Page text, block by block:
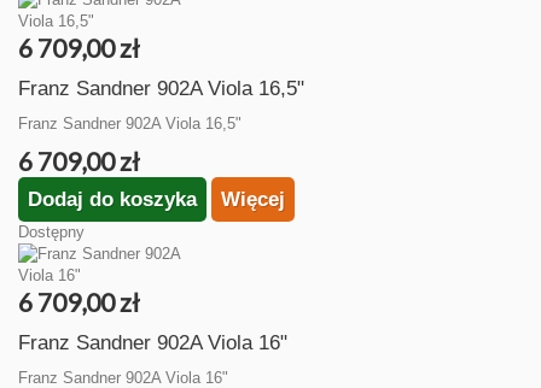
6 709,00 zł
Franz Sandner 902A Viola 16,5"
Franz Sandner 902A Viola 16,5"
6 709,00 zł
Dodaj do koszyka Więcej
Dostępny
6 709,00 zł
Franz Sandner 902A Viola 16"
Franz Sandner 902A Viola 16"